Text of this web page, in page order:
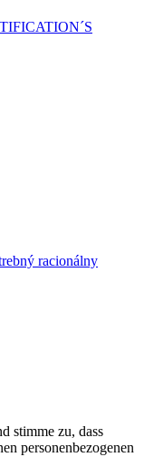
racionálny
stimme zu, dass
personenbezogenen